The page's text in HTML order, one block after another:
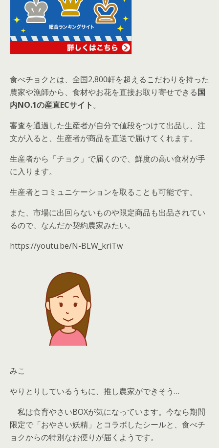
食べチョクとは、全国2,800軒を超えるこだわりを持った
農家や漁師から、食材やお花を直接お取り寄せできる国
内NO.1の産直ECサイト。
審査を通過した生産者が自分で値段をつけて出品し、注
文が入ると、生産者が商品を直送で届けてくれます。
生産者から「チョク」で届くので、鮮度の高い食材が手
に入ります。
生産者とコミュニケーションを取ることも可能です。
また、市場に出回らないものや限定商品も出品されてい
るので、なんだか契約農家みたい。
https://youtu.be/N-BLW_kriTw
みこ
やりとりしているうちに、 推し農家ができそう…
私は食育やさいBOXが気になっています。今なら期間
限定で「おやさい妖精」とコラボしたシールと、食べチ
ョクからの特別なお便りが届く ようです。